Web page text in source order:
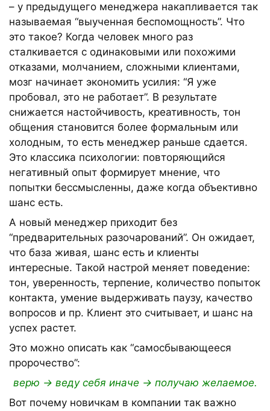
– у предыдущего менеджера накапливается так
называемая “выученная беспомощность”. Что
это такое? Когда человек много раз
сталкивается с одинаковыми или похожими
отказами, молчанием, сложными клиентами,
мозг начинает экономить усилия: “Я уже
пробовал, это не работает”. В результате
снижается настойчивость, креативность, тон
общения становится более формальным или
холодным, то есть менеджер раньше сдается.
Это классика психологии: повторяющийся
негативный опыт формирует мнение, что
попытки бессмысленны, даже когда объективно
шанс есть.
А новый менеджер приходит без
“предварительных разочарований”. Он ожидает,
что база живая, шанс есть и клиенты
интересные. Такой настрой меняет поведение:
тон, уверенность, терпение, количество попыток
контакта, умение выдерживать паузу, качество
вопросов и пр. Клиент это считывает, и шанс на
успех растет.
Это можно описать как “самосбывающееся
пророчество”:
верю → веду себя иначе → получаю желаемое.
Вот почему новичкам в компании так важно